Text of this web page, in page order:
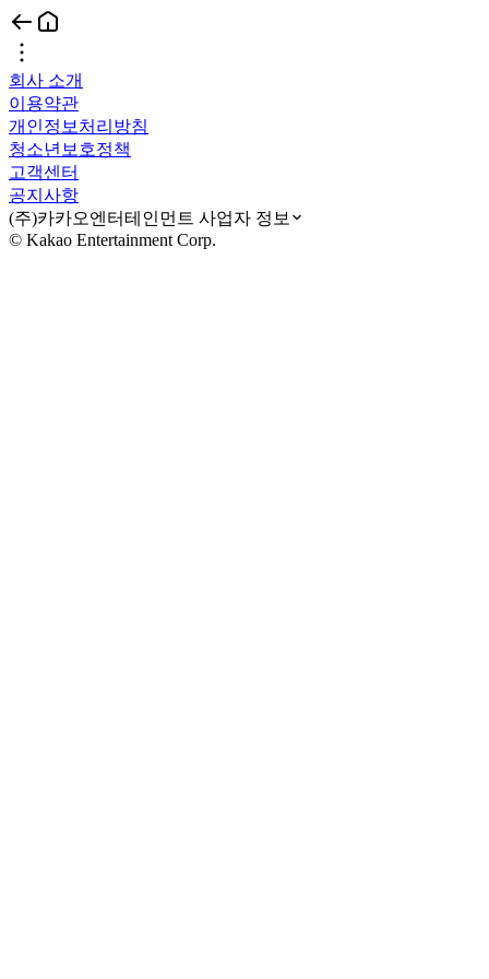
회사 소개
이용약관
개인정보처리방침
청소년보호정책
고객센터
공지사항
(주)카카오엔터테인먼트 사업자 정보
© Kakao Entertainment Corp.